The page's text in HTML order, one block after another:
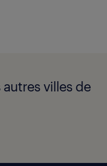
villes de